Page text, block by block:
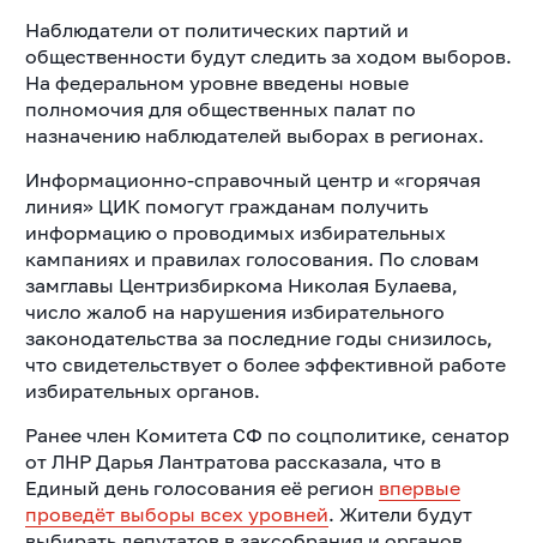
Наблюдатели от политических партий и
общественности будут следить за ходом выборов.
На федеральном уровне введены новые
полномочия для общественных палат по
назначению наблюдателей выборах в регионах.
Информационно-справочный центр и «горячая
линия» ЦИК помогут гражданам получить
информацию о проводимых избирательных
кампаниях и правилах голосования. По словам
замглавы Центризбиркома Николая Булаева,
число жалоб на нарушения избирательного
законодательства за последние годы снизилось,
что свидетельствует о более эффективной работе
избирательных органов.
Ранее член Комитета СФ по соцполитике, сенатор
от ЛНР Дарья Лантратова рассказала, что в
Единый день голосования её регион впервые
проведёт выборы всех уровней. Жители будут